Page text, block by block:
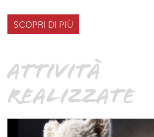
SCOPRI DI PIÙ
ATTIVITÀ
REALIZZATE